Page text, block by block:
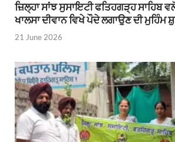
ਜ਼ਿਲ੍ਹਾ ਸਾਂਝ ਸੁਸਾਇਟੀ ਫਤਿਹਗੜ੍ਹ ਸਾਹਿਬ
ਖਾਲਸਾ ਦੀਵਾਨ ਵਿਖੇ ਪੌਦੇ ਲਗਾਉਣ ਦੀ ਮੁਹਿੰਮ
21 June 2026